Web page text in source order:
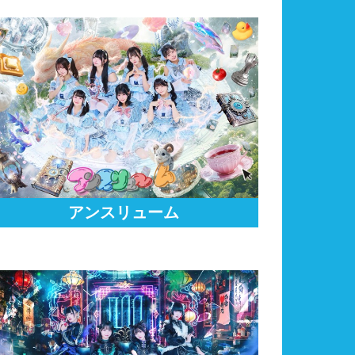
アンスリューム